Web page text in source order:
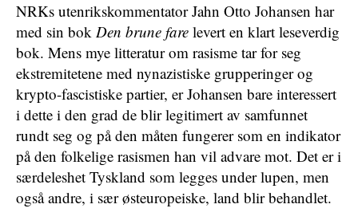
NRKs utenrikskommentator Jahn Otto Johansen har
med sin bok Den brune fare levert en klart leseverdig
bok. Mens mye litteratur om rasisme tar for seg
ekstremitetene med nynazistiske grupperinger og
krypto-fascistiske partier, er Johansen bare interessert
i dette i den grad de blir legitimert av samfunnet
rundt seg og på den måten fungerer som en indikator
på den folkelige rasismen han vil advare mot. Det er i
særdeleshet Tyskland som legges under lupen, men
også andre, i sær østeuropeiske, land blir behandlet.